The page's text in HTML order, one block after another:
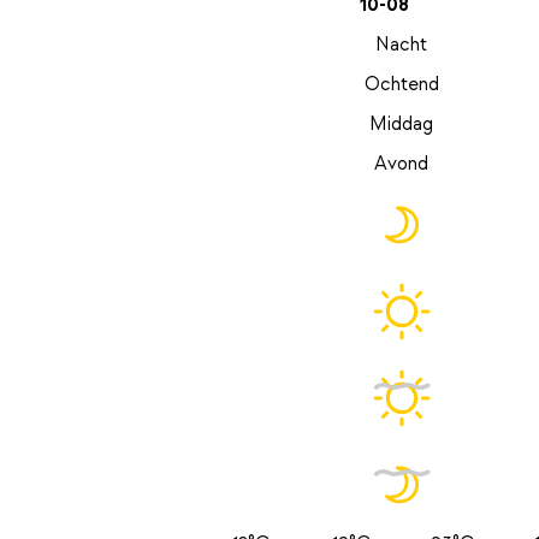
10-08
Nacht
Ochtend
Middag
Avond